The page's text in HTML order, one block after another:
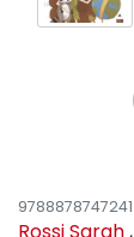
9788878747241
Rossi Sarah,